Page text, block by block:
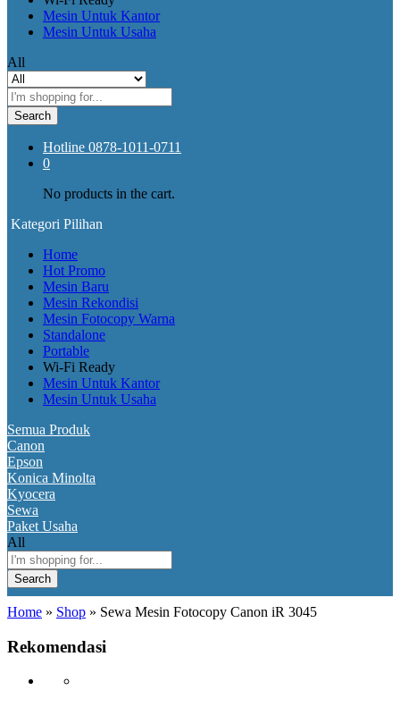
Mesin Untuk Kantor
Mesin Untuk Usaha
All
Search
Hotline 0878-1011-0711
0
No products in the cart.
Kategori Pilihan
Home
Hot Promo
Mesin Baru
Mesin Rekondisi
Mesin Fotocopy Warna
Standalone
Portable
Wi-Fi Ready
Mesin Untuk Kantor
Mesin Untuk Usaha
Semua Produk
Canon
Epson
Konica Minolta
Kyocera
Sewa
Paket Usaha
All
Search
Home » Shop » Sewa Mesin Fotocopy Canon iR 3045
Rekomendasi